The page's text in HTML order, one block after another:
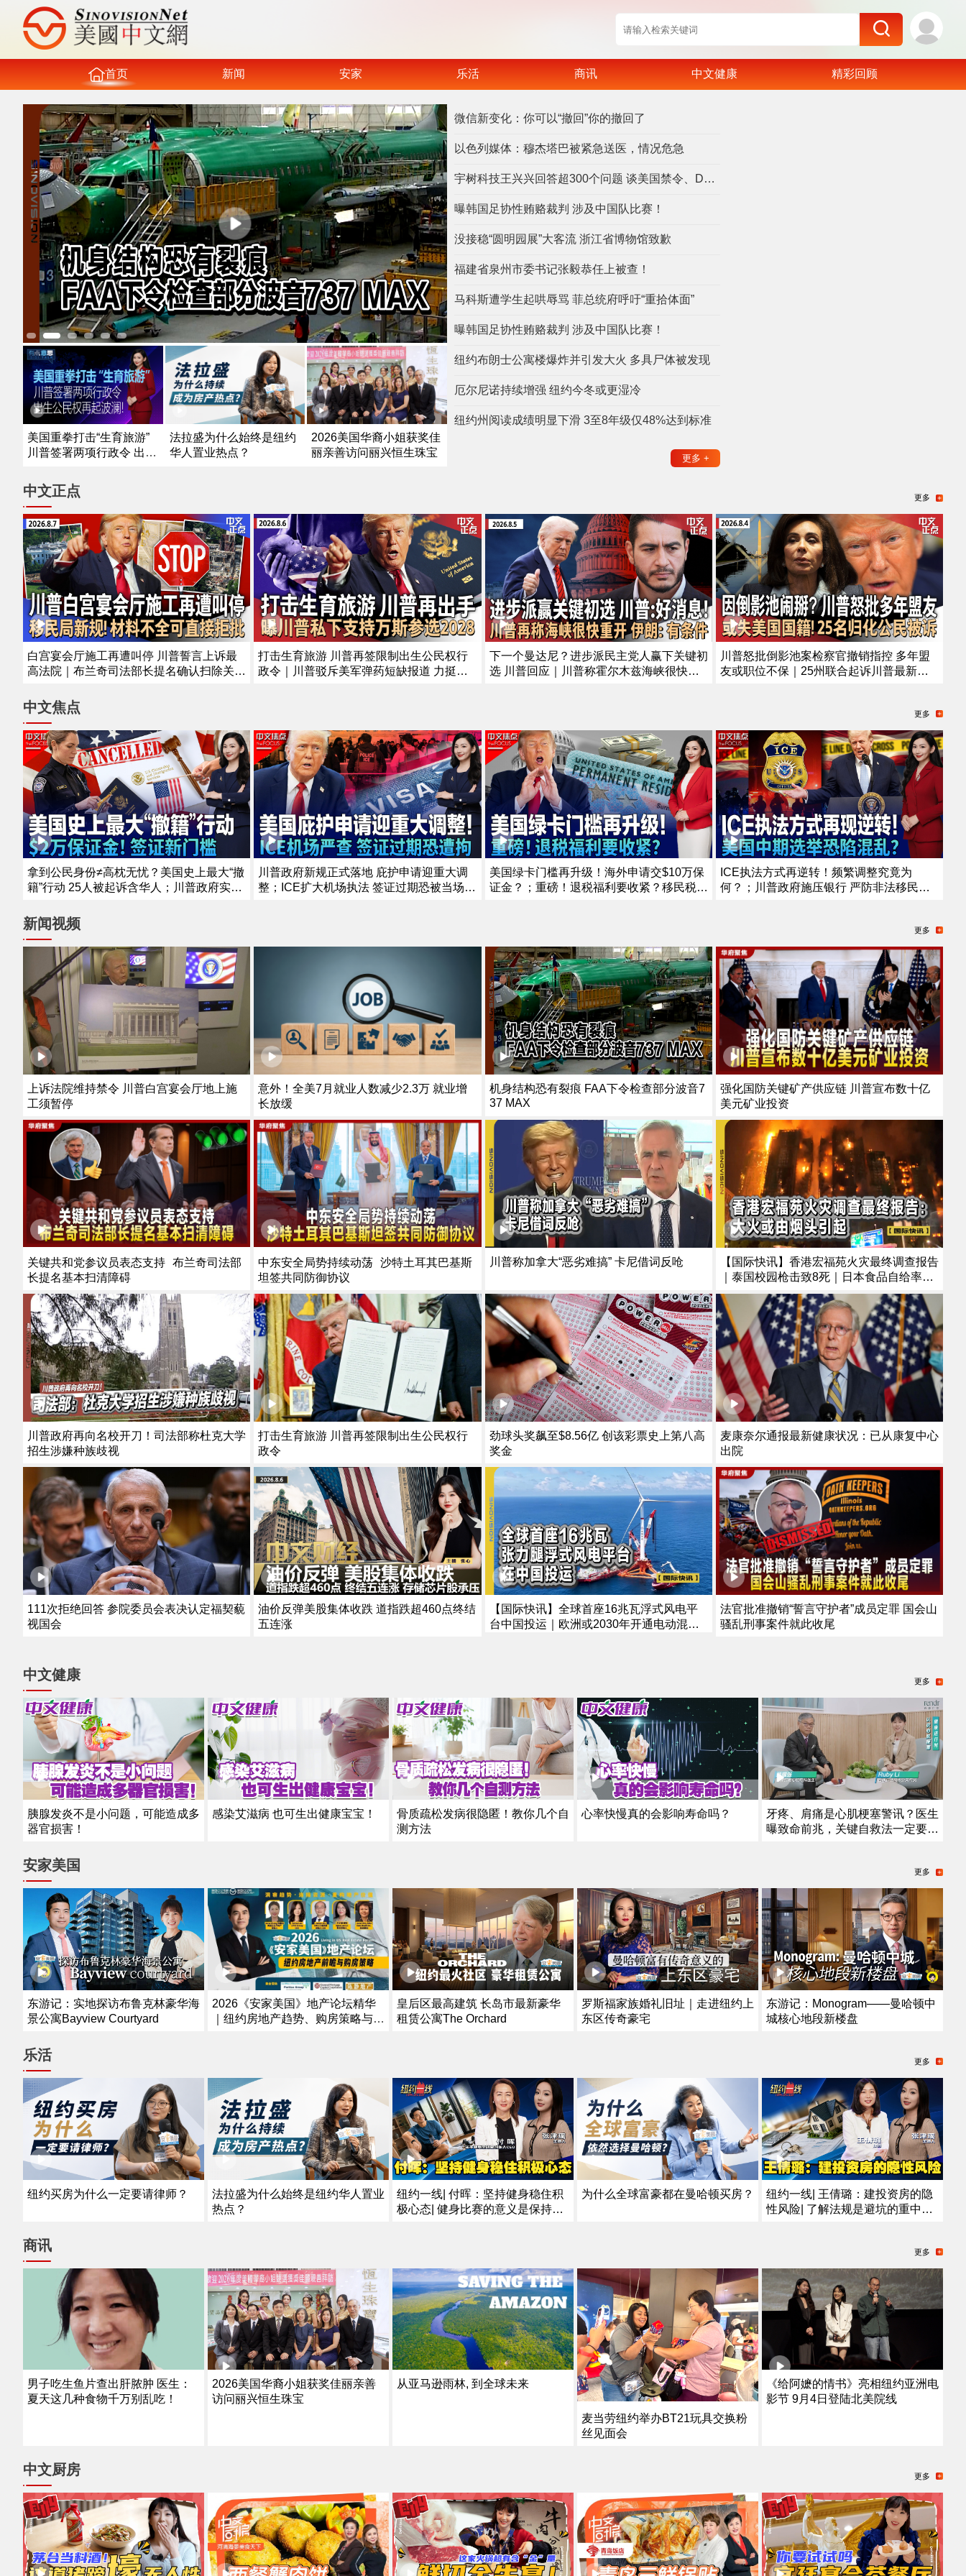
首页 新闻 安家 乐活 商讯 中文健康 精彩回顾
美国重拳打击“生育旅游”
川普签署两项行政令 出生
法拉盛为什么始终是纽约
华人置业热点？
2026美国华裔小姐获奖佳
丽亲善访问丽兴恒生珠宝
微信新变化：你可以“撤回”你的撤回了
以色列媒体：穆杰塔巴被紧急送医，情况危急
宇树科技王兴兴回答超300个问题 谈美国禁令、DeepSeek
曝韩国足协性贿赂裁判 涉及中国队比赛！
没接稳“圆明园展”大客流 浙江省博物馆致歉
福建省泉州市委书记张毅恭任上被查！
马科斯遭学生起哄辱骂 菲总统府呼吁“重拾体面”
曝韩国足协性贿赂裁判 涉及中国队比赛！
纽约布朗士公寓楼爆炸并引发大火 多具尸体被发现
厄尔尼诺持续增强 纽约今冬或更湿冷
纽约州阅读成绩明显下滑 3至8年级仅48%达到标准
更多 +
中文正点 更多
白宫宴会厅施工再遭叫停 川普誓言上诉最
高法院｜布兰奇司法部长提名确认扫除关键
局新规：材料不全可直接拒批｜8死30多
伤！泰国突发校园枪案《中文正点》26.8.7
打击生育旅游 川普再签限制出生公民权行
政令｜川普驳斥美军弹药短缺报道 力挺赫
下一个曼达尼？进步派民主党人赢下关键初
选 川普回应｜川普称霍尔木兹海峡很快重
川普怒批倒影池案检察官撤销指控 多年盟
友或职位不保｜25州联合起诉川普最新全
中文焦点 更多
拿到公民身份≠高枕无忧？美国史上最大“撤
籍”行动 25人被起诉含华人；川普政府实施
见！国务院缩减海外布局 拟关闭五个使领
馆《中文焦点》8/6/2026
川普政府新规正式落地 庇护申请迎重大调
整；ICE扩大机场执法 签证过期恐被当场带
美国绿卡门槛再升级！海外申请交$10万保
证金？；重磅！退税福利要收紧？移民税收
ICE执法方式再逆转！频繁调整究竟为
何？；川普政府施压银行 严防非法移民获
参议院席位争夺战连夜打响《中文焦点》7/
16
新闻视频 更多
上诉法院维持禁令 川普白宫宴会厅地上施
工须暂停
意外！全美7月就业人数减少2.3万 就业增
长放缓
机身结构恐有裂痕 FAA下令检查部分波音7
37 MAX
强化国防关键矿产供应链 川普宣布数十亿
美元矿业投资
关键共和党参议员表态支持 布兰奇司法部
长提名基本扫清障碍
中东安全局势持续动荡 沙特土耳其巴基斯
坦签共同防御协议
川普称加拿大“恶劣难搞” 卡尼借词反呛
【国际快讯】香港宏福苑火灾最终调查报告
｜泰国校园枪击致8死｜日本食品自给率跌
至最低
川普政府再向名校开刀！司法部称杜克大学
招生涉嫌种族歧视
打击生育旅游 川普再签限制出生公民权行
政令
劲球头奖飙至$8.56亿 创该彩票史上第八高
奖金
麦康奈尔通报最新健康状况：已从康复中心
出院
111次拒绝回答 参院委员会表决认定福契藐
视国会
油价反弹美股集体收跌 道指跌超460点终结
五连涨
【国际快讯】全球首座16兆瓦浮式风电平
台中国投运｜欧洲或2030年开通电动混动
法官批准撤销“誓言守护者”成员定罪 国会山
骚乱刑事案件就此收尾
中文健康 更多
胰腺发炎不是小问题，可能造成多
器官损害！
感染艾滋病 也可生出健康宝宝！
骨质疏松发病很隐匿！教你几个自
测方法
心率快慢真的会影响寿命吗？
牙疼、肩痛是心肌梗塞警讯？医生
曝致命前兆，关键自救法一定要
安家美国 更多
东游记：实地探访布鲁克林豪华海
景公寓Bayview Courtyard
2026《安家美国》地产论坛精华
｜纽约房地产趋势、购房策略与投
皇后区最高建筑 长岛市最新豪华
租赁公寓The Orchard
罗斯福家族婚礼旧址｜走进纽约上
东区传奇豪宅
东游记：Monogram——曼哈顿中
城核心地段新楼盘
乐活 更多
纽约买房为什么一定要请律师？
法拉盛为什么始终是纽约华人置业
热点？
纽约一线| 付晖：坚持健身稳住积
极心态| 健身比赛的意义是保持好
为什么全球富豪都在曼哈顿买房？
纽约一线| 王倩璐：建投资房的隐
性风险| 了解法规是避坑的重中之
商讯 更多
男子吃生鱼片查出肝脓肿 医生：
夏天这几种食物千万别乱吃！
2026美国华裔小姐获奖佳丽亲善
访问丽兴恒生珠宝
从亚马逊雨林, 到全球未来
麦当劳纽约举办BT21玩具交换粉
丝见面会
《给阿嬷的情书》亮相纽约亚洲电
影节 9月4日登陆北美院线
中文厨房 更多